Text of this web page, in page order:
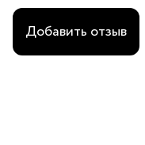
Добавить отзыв